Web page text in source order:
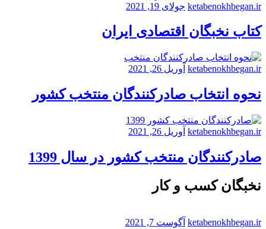
ketabenokhbegan.ir جولای 19, 2021
کتاب نخبگان اقتصادی ایران
ketabenokhbegan.ir آوریل 26, 2021
نحوه انتخاب صادرکنندگان منتخب کشور
ketabenokhbegan.ir آوریل 26, 2021
صادرکنندگان منتخب کشور در سال 1399
نخبگان کسب و کار
ketabenokhbegan.ir آگوست 7, 2021